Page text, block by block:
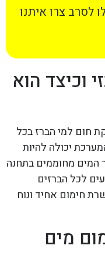
צרו איתנו
וכיצד הוא
חום למי הברז בכל
יכולה להיות
מחוממים בתחנה
לכל הברזים
חימום אחיד ונוח
מים